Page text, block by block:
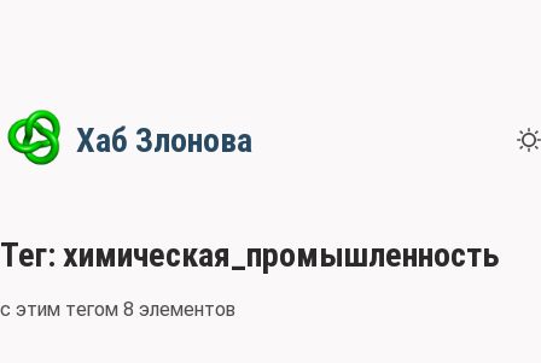
Хаб Злонова
Тег: химическая_промышленность
с этим тегом 8 элементов